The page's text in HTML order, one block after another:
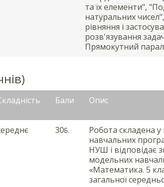
та їх елементи",
натуральних
рівняння і
розв'язування
Прямокутний
Бали Опис
30Б.
Робота складена у
навчальних
НУШ і відповідає
модельних
«Математика. 5
загальної